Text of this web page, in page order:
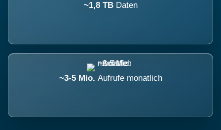
~1,8 TB Daten
~3-5 Mio. Aufrufe monatlich